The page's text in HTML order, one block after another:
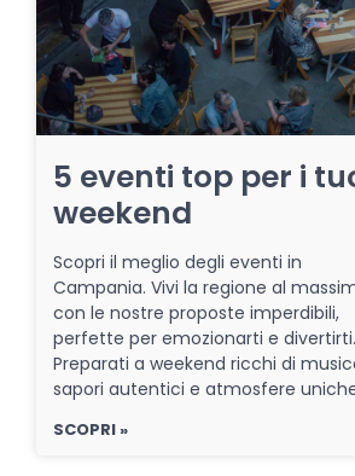
5 eventi top per i
weekend
Scopri il meglio degli eventi in
Campania. Vivi la regione al
con le nostre proposte imperdibili,
perfette per emozionarti e divertirti.
Preparati a weekend ricchi di
sapori autentici e atmosfere
SCOPRI »